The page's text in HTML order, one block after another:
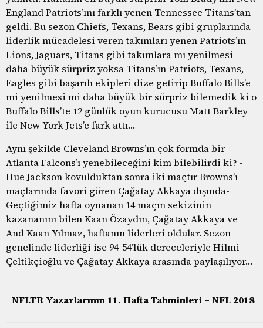
England Patriots’ını farklı yenen Tennessee Titans’tan
geldi. Bu sezon Chiefs, Texans, Bears gibi gruplarında
liderlik mücadelesi veren takımları yenen Patriots’ın
Lions, Jaguars, Titans gibi takımlara mı yenilmesi
daha büyük sürpriz yoksa Titans’ın Patriots, Texans,
Eagles gibi başarılı ekipleri dize getirip Buffalo Bills’e
mi yenilmesi mi daha büyük bir sürpriz bilemedik ki o
Buffalo Bills’te 12 günlük oyun kurucusu Matt Barkley
ile New York Jets’e fark attı…
Aynı şekilde Cleveland Browns’ın çok formda bir
Atlanta Falcons’ı yenebileceğini kim bilebilirdi ki? -
Hue Jackson kovulduktan sonra iki maçtır Browns’ı
maçlarında favori gören Çağatay Akkaya dışında-
Geçtiğimiz hafta oynanan 14 maçın sekizinin
kazananını bilen Kaan Özaydın, Çağatay Akkaya ve
And Kaan Yılmaz, haftanın liderleri oldular. Sezon
genelinde liderliği ise 94-54’lük dereceleriyle Hilmi
Çeltikçioğlu ve Çağatay Akkaya arasında paylaşılıyor…
NFLTR Yazarlarının 11. Hafta Tahminleri – NFL 2018